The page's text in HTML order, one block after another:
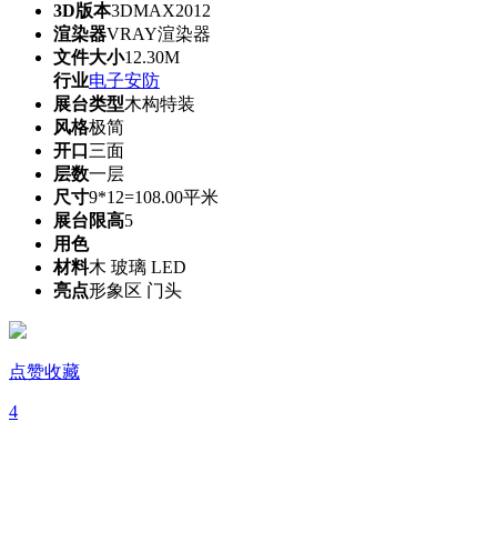
3D版本3DMAX2012
渲染器VRAY渲染器
文件大小12.30M
行业电子安防
展台类型木构特装
风格极简
开口 三面
层数一层
尺寸9*12=108.00平米
展台限高5
用色
材料木 玻璃 LED
亮点形象区 门头
点赞收藏
4